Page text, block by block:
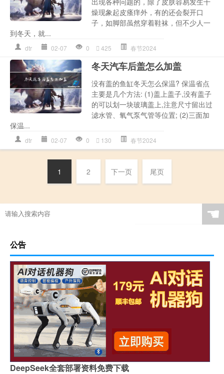
燥现象起皮瘙痒外，有的还会裂开口
子，如脚部虽然穿着鞋袜，但不少人一
到冬天，就...
dtr 02-07 0 425 春节2024
冬天汽车后盖怎么加盖
没有盖的鱼缸冬天怎么保温? 保温省点
主要是几个方法: (1)盖上盖子,没有盖子
的可以划一块玻璃盖上,注意尺寸留出过
滤水管、氧气泵气管等位置; (2)三面加
保温...
dtr 02-07 0 130 春节2024
1 2 下一页 尾页
☚
公告
DeepSeek全套部署资料免费下载